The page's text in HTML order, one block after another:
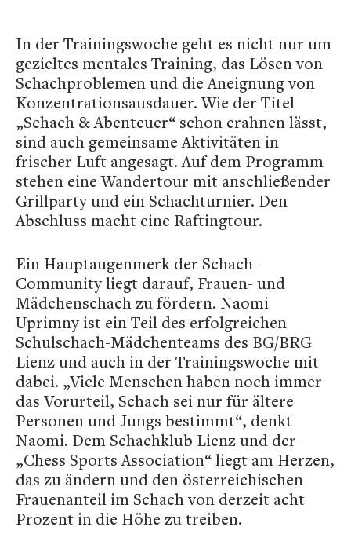
In der Trainingswoche geht es nicht nur um
gezieltes mentales Training, das Lösen von
Schachproblemen und die Aneignung von
Konzentrationsausdauer. Wie der Titel
„Schach & Abenteuer“ schon erahnen lässt,
sind auch gemeinsame Aktivitäten in
frischer Luft angesagt. Auf dem Programm
stehen eine Wandertour mit anschließender
Grillparty und ein Schachturnier. Den
Abschluss macht eine Raftingtour.
Ein Hauptaugenmerk der Schach-
Community liegt darauf, Frauen- und
Mädchenschach zu fördern. Naomi
Uprimny ist ein Teil des erfolgreichen
Schulschach-Mädchenteams des BG/BRG
Lienz und auch in der Trainingswoche mit
dabei. „Viele Menschen haben noch immer
das Vorurteil, Schach sei nur für ältere
Personen und Jungs bestimmt“, denkt
Naomi. Dem Schachklub Lienz und der
„Chess Sports Association“ liegt am Herzen,
das zu ändern und den österreichischen
Frauenanteil im Schach von derzeit acht
Prozent in die Höhe zu treiben.